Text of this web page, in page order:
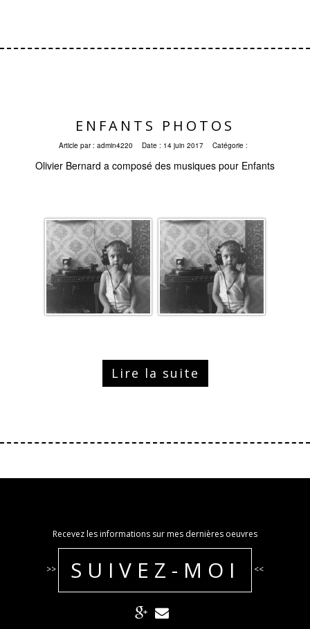
ENFANTS PHOTOS
Article par : admin4220 Date : 14 juin 2017 Catégorie :
Olivier Bernard a composé des musiques pour Enfants
Lire la suite
Recevez les informations sur mes dernières oeuvres
>> SUIVEZ-MOI <<